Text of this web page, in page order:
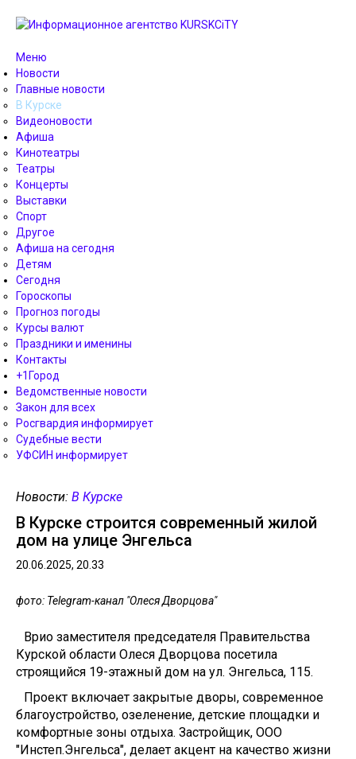
Меню
Новости
Главные новости
В Курске
Видеоновости
Афиша
Кинотеатры
Театры
Концерты
Выставки
Спорт
Другое
Афиша на сегодня
Детям
Сегодня
Гороскопы
Прогноз погоды
Курсы валют
Праздники и именины
Контакты
+1Город
Ведомственные новости
Закон для всех
Росгвардия информирует
Судебные вести
УФСИН информирует
Новости: В Курске
В Курске строится современный жилой
дом на улице Энгельса
20.06.2025, 20.33
фото: Telegram-канал "Олеся Дворцова"
Врио заместителя председателя Правительства
Курской области Олеся Дворцова посетила
строящийся 19-этажный дом на ул. Энгельса, 115.
Проект включает закрытые дворы, современное
благоустройство, озеленение, детские площадки и
комфортные зоны отдыха. Застройщик, ООО
"Инстеп.Энгельса", делает акцент на качество жизни